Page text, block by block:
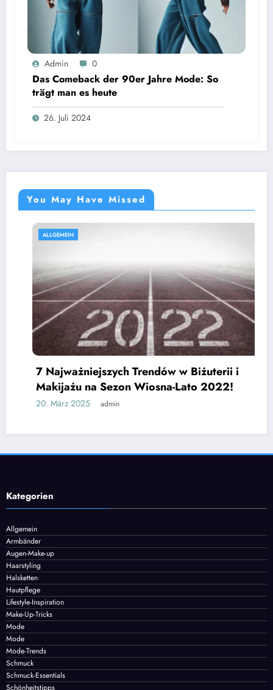
Admin 0
Das Comeback der 90er Jahre Mode: So
trägt man es heute
26. Juli 2024
You May Have Missed
Najważniejszych Trendów w Biżuterii i
na Sezon Wiosna-Lato 2022!
März 2025 admin
Kategorien
Allgemein
Armbänder
Augen-Make-up
Haarstyling
Halsketten
Hautpflege
Lifestyle-Inspiration
Make-Up-Tricks
Mode
Mode
Mode-Trends
Schmuck